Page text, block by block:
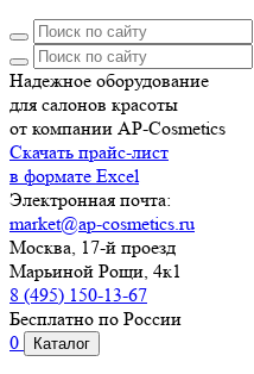
Надежное оборудование
для салонов красоты
от компании AP-Cosmetics
Скачать прайс-лист
в формате Excel
Электронная почта:
market@ap-cosmetics.ru
Москва, 17-й проезд
Марьиной Рощи, 4к1
8 (495) 150-13-67
Бесплатно по России
0
Каталог